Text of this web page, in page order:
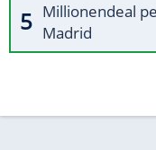
Millionendeal
Madrid